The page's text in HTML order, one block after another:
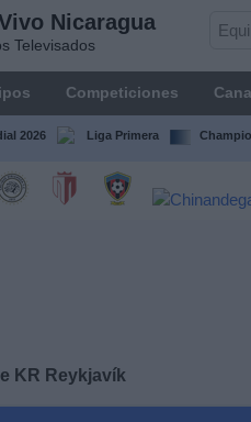
Nicaragua
Televisados
Competiciones
2026 Liga Primera
KR Reykjavík